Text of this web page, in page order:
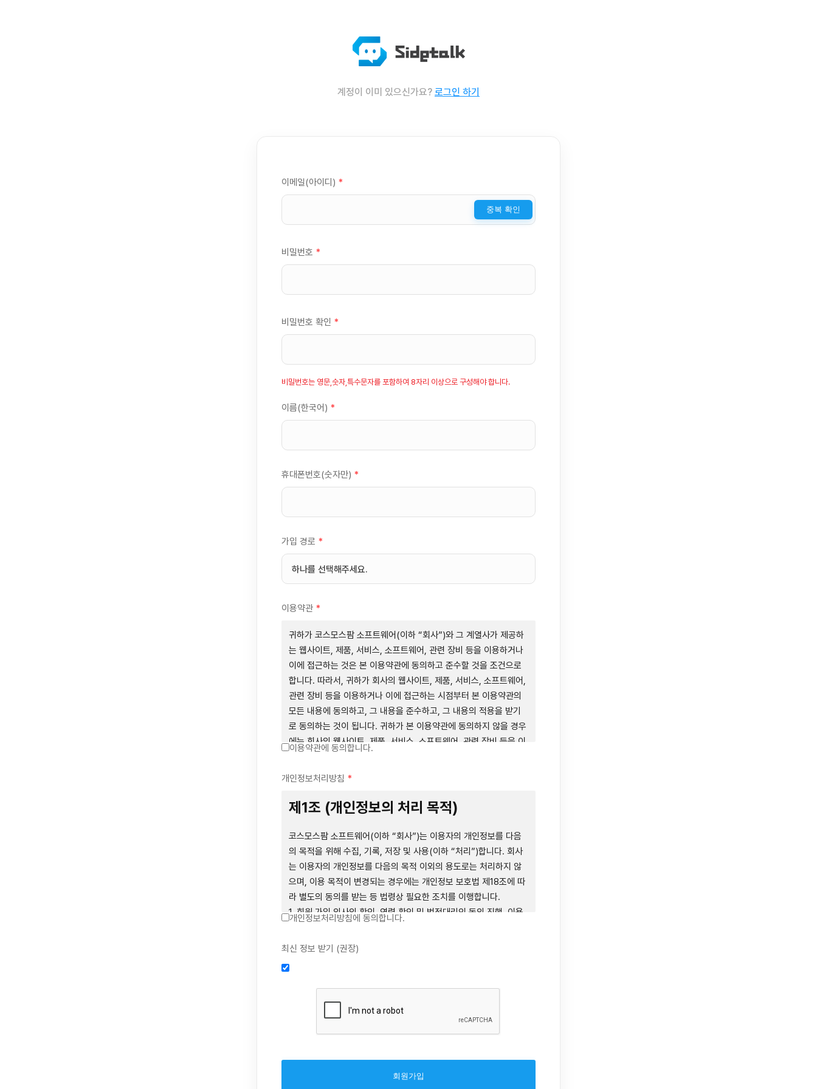
계정이 이미 있으신가요? 로그인 하기
이메일(아이디) *
중복 확인
비밀번호 *
비밀번호 확인 *
비밀번호는 영문,숫자,특수문자를 포함하여 8자리 이상으로 구성해야 합니다.
이름(한국어) *
휴대폰번호(숫자만) *
가입 경로 *
이용약관 *
귀하가 코스모스팜 소프트웨어(이하 “회사”)와 그 계열사가 제공하
는 웹사이트, 제품, 서비스, 소프트웨어, 관련 장비 등을 이용하거나
이에 접근하는 것은 본 이용약관에 동의하고 준수할 것을 조건으로
합니다. 따라서, 귀하가 회사의 웹사이트, 제품, 서비스, 소프트웨어,
관련 장비 등을 이용하거나 이에 접근하는 시점부터 본 이용약관의
모든 내용에 동의하고, 그 내용을 준수하고, 그 내용의 적용을 받기
로 동의하는 것이 됩니다. 귀하가 본 이용약관에 동의하지 않을 경우
에는 회사의 웹사이트, 제품, 서비스, 소프트웨어, 관련 장비 등을 이
서비스 사용 전에 본 이용약관의 내용을 주의 깊게 읽으시기 바랍니
제1장 총칙
제1조 (목적)
본 약관은 코스모스팜 소프트웨어(이하 “회사”)가 데스크톱용, 랩탑
을 통하여 제공하는 "사이드톡" 서비스와 관련하여 회사와 이용자
간의 권리와 의무, 책임사항 및 이용자의 서비스 이용절차 등 회사와
제2조 (용어의 정의)
① 본 약관에서 사용하는 용어의 정의는 다음과 같습니다.
1. 서비스: 회사가 본 약관에 따라 데스크톱용, 랩탑용, 모바일용 어
이용약관에 동의합니다.
개인정보처리방침 *
제1조 (개인정보의 처리 목적)
코스모스팜 소프트웨어(이하 “회사”)는 이용자의 개인정보를 다음
의 목적을 위해 수집, 기록, 저장 및 사용(이하 “처리”)합니다. 회사
는 이용자의 개인정보를 다음의 목적 이외의 용도로는 처리하지 않
으며, 이용 목적이 변경되는 경우에는 개인정보 보호법 제18조에 따
라 별도의 동의를 받는 등 법령상 필요한 조치를 이행합니다.
1. 회원 가입 의사의 확인, 연령 확인 및 법정대리인 동의 진행, 이용
2. 약관 위반 행위 등을 포함하여 서비스의 원활한 운영에 지장을 주
항 전달, 분쟁조정을 위한 기록 보존, 민원처리 등 이용자 보호 및 서
비스 운영
3. 서비스 이용기록과 접속 빈도 분석, 서비스 이용에 대한 통계, 서
비스 분석 및 통계에 따른 맞춤 서비스 제공 및 광고 게재 등
4. 콘텐츠 등 기존 서비스 제공(광고 포함)에 더하여, 인구통계학적
제공 등 신규 서비스 요소의 발굴 및 기존 서비스 개선
개인정보처리방침에 동의합니다.
최신 정보 받기 (권장)